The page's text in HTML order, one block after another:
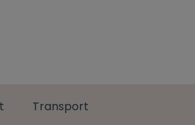
Transport